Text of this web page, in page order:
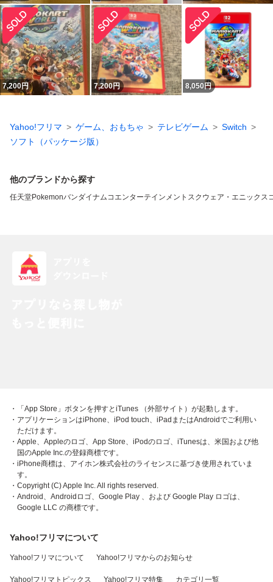
7,200円 7,200円 8,050円
Yahoo!フリマ ゲーム、おもちゃ テレビゲーム
Switch
ソフト（パッケージ版）
他のブランドから探す
任天堂Pokemonバンダイナムコエンターテインメント スクウェア・エニックス
・「App Store」ボタンを押すとiTunes （外部サイト）が起動します。
・アプリケーションはiPhone、iPod touch、iPadまたはAndroidでご利用い
ただけます。
・Apple、Appleのロゴ、App Store、iPodのロゴ、iTunesは、米国および他
国のApple Inc.の登録商標です。
・iPhone商標は、アイホン株式会社のライセンスに基づき使用されていま
す。
・Copyright (C) Apple Inc. All rights reserved.
・Android、Androidロゴ、Google Play 、および Google Play ロゴは、
Google LLC の商標です。
Yahoo!フリマについて
Yahoo!フリマについて Yahoo!フリマからのお知らせ
Yahoo!フリマトピックス Yahoo!フリマ特集 カテゴリ一覧